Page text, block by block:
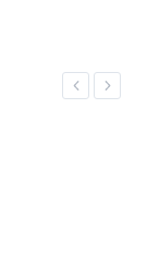
Previous
Next